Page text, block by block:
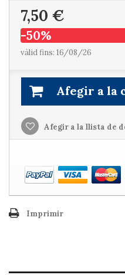
7,50 €
-50%
vàlid fins: 16/08/26
Afegir a la
Afegir a la llista de
Imprimir